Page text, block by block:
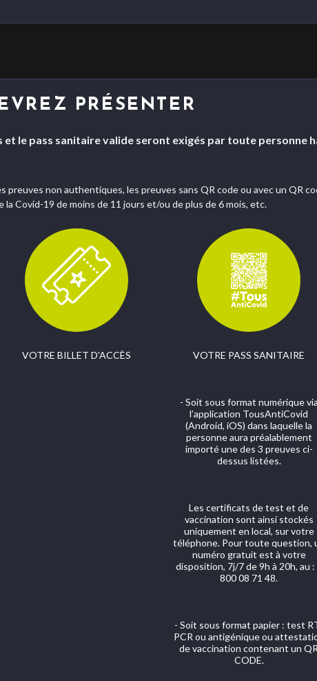
PRÉSENTER
et le pass sanitaire valide seront exigés par toute personne
preuves non authentiques, les preuves sans QR code ou avec un QR
Covid-19 de moins de 11 jours et/ou de plus de 6 mois, etc.
VOTRE BILLET D'ACCÈS VOTRE PASS SANITAIRE
- Soit sous format numérique via
l’application TousAntiCovid
(Android, iOS) dans laquelle la
personne aura préalablement
importé une des 3 preuves ci-
dessus listées.
Les certificats de test et de
vaccination sont ainsi stockés
uniquement en local, sur votre
téléphone. Pour toute question,
numéro gratuit est à votre
disposition, 7j/7 de 9h à 20h, au :
800 08 71 48.
- Soit sous format papier : test
PCR ou antigénique ou
de vaccination contenant un QR
CODE.